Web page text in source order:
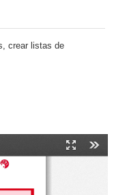
crear listas de